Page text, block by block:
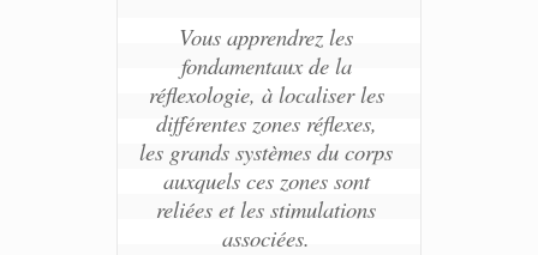
Vous apprendrez les
fondamentaux de la
réflexologie, à localiser les
différentes zones réflexes,
les grands systèmes du corps
auxquels ces zones sont
reliées et les stimulations
associées.